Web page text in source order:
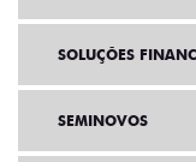
SOLUÇÕES
SEMINOVOS